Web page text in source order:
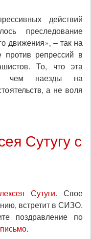
действий
преследование
движения», – так на
против репрессий в
То, что эта
чем наезды на
а не воля
Сутугу с
Сутуги. Свое
встретит в СИЗО.
поздравление по
.